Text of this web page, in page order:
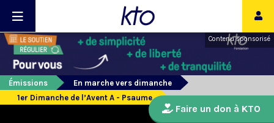
Contenu sponsorisé
Émissions
En marche vers dimanche
1er Dimanche de l’Avent A - Psaume
Faire un don à KTO